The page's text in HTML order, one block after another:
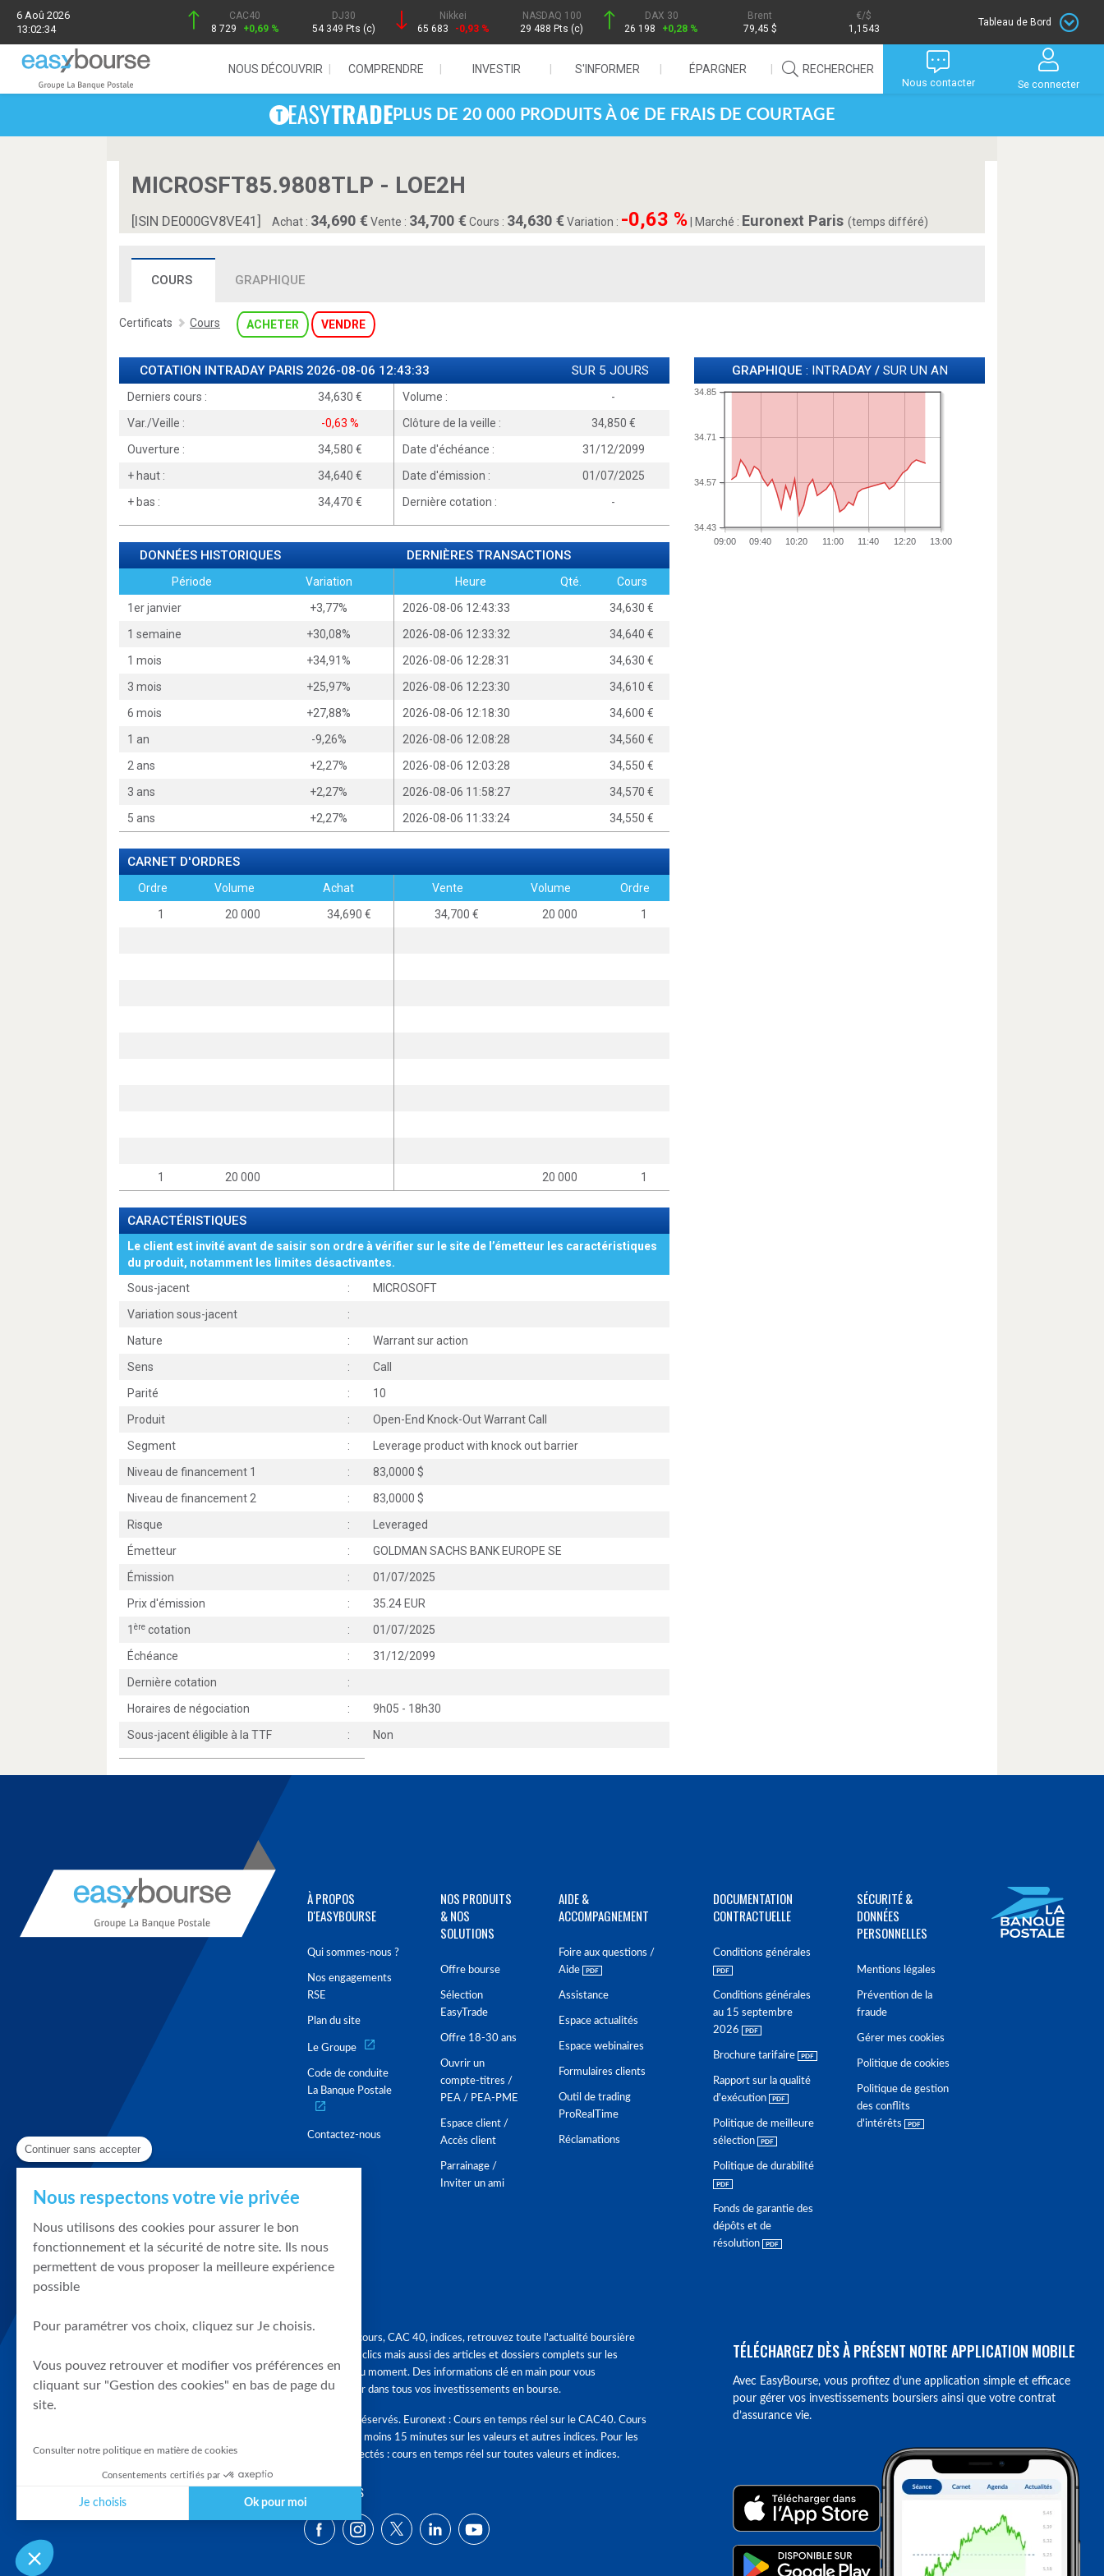
6 Aoû 2026
13:02:34
CAC40
8 729
+0,69 %
DJ30
54 349 Pts (c)
Nikkei
65 683
-0,93 %
NASDAQ 100
29 488 Pts (c)
DAX 30
26 198
+0,28 %
Brent
79,45 $
/$
1,1543
Tableau de Bord
NOUS DÉCOUVRIR COMPRENDRE INVESTIR S'INFORMER ÉPARGNER RECHERCHER
Nous contacter Se connecter
PLUS DE 20 000 PRODUITS À 0€ DE FRAIS DE COURTAGE
MICROSFT85.9808TLP - LOE2H
[ISIN DE000GV8VE41] Achat : 34,690Vente : 34,700Cours : 34,630Variation : -0,63 % Marché : Euronext Paris (temps différé)
COURS GRAPHIQUE
Certificats Cours ACHETER VENDRE
COTATION INTRADAY PARIS 2026-08-06 12:43:33 SUR 5 JOURS
Derniers cours :
34,630
Var./Veille :
-0,63 %
Ouverture :
34,580
+ haut :
34,640
+ bas :
34,470
Volume :
-
Clôture de la veille :
34,850
Date d'échéance :
31/12/2099
Date d'émission :
01/07/2025
Dernière cotation :
-
DONNÉES HISTORIQUES DERNIÈRES TRANSACTIONS
Période
Variation
1er janvier
+3,77%
1 semaine
+30,08%
1 mois
+34,91%
3 mois
+25,97%
6 mois
+27,88%
1 an
-9,26%
2 ans
+2,27%
3 ans
+2,27%
5 ans
+2,27%
Heure Qté.
Cours
2026-08-06 12:43:33
34,630
2026-08-06 12:33:32
34,640
2026-08-06 12:28:31
34,630
2026-08-06 12:23:30
34,610
2026-08-06 12:18:30
34,600
2026-08-06 12:08:28
34,560
2026-08-06 12:03:28
34,550
2026-08-06 11:58:27
34,570
2026-08-06 11:33:24
34,550
CARNET D'ORDRES
Ordre Volume
Achat
1
20 000 34,690
1 20 000
Vente Volume
Ordre
34,700
20 000 1
20 000 1
CARACTÉRISTIQUES
Le client est invité avant de saisir son ordre à vérifier sur le site de l’émetteur les caractéristiques
du produit, notamment les limites désactivantes.
Sous-jacent
:
MICROSOFT
Variation sous-jacent
:
Nature
:
Warrant sur action
Sens
:
Call
Parité
:
10
Produit
:
Open-End Knock-Out Warrant Call
Segment
:
Leverage product with knock out barrier
Niveau de financement 1
:
83,0000 $
Niveau de financement 2
:
83,0000 $
Risque
:
Leveraged
Émetteur
:
GOLDMAN SACHS BANK EUROPE SE
Émission
:
01/07/2025
Prix d'émission
:
35.24 EUR
1 ère cotation :
01/07/2025
Échéance
:
31/12/2099
Dernière cotation
:
Horaires de négociation
:
9h05 - 18h30
Sous-jacent éligible à la TTF
: Non
GRAPHIQUE : INTRADAY/ SUR UN AN
09:00 09:40 10:20 11:00 11:40 12:20 13:00
34.43
34.57
34.71
34.85
À PROPOS
D'EASYBOURSE
Qui sommes-nous ?
Nos engagements
RSE
Plan du site
Le Groupe
Code de conduite
La Banque Postale
Contactez-nous
NOS PRODUITS
& NOS
SOLUTIONS
Offre bourse
Sélection
EasyTrade
Offre 18-30 ans
Ouvrir un
compte-titres /
PEA / PEA-PME
Espace client /
Accès client
Parrainage /
Inviter un ami
AIDE &
ACCOMPAGNEMENT
Foire aux questions /
Aide
Assistance
Espace actualités
Espace webinaires
Formulaires clients
Outil de trading
ProRealTime
Réclamations
DOCUMENTATION
CONTRACTUELLE
Conditions générales
Conditions générales
au 15 septembre
2026
Brochure tarifaire
Rapport sur la qualité
d'exécution
Politique de meilleure
sélection
Politique de durabilité
Fonds de garantie des
dépôts et de
résolution
SÉCURITÉ &
DONNÉES
PERSONNELLES
Mentions légales
Prévention de la
fraude
Gérer mes cookies
Politique de cookies
Politique de gestion
des conflits
d'intérêts
Graphique, cours, CAC 40, indices, retrouvez toute l'actualité boursière
en quelques clics mais aussi des articles et dossiers complets sur les
tendances du moment. Des informations clé en main pour vous
accompagner dans tous vos investissements en bourse.
Tous droits réservés. Euronext : Cours en temps réel sur le CAC40. Cours
différés d'au moins 15 minutes sur les valeurs et autres indices. Pour les
clients connectés : cours en temps réel sur toutes valeurs et indices.
SUIVEZ-NOUS
TÉLÉCHARGEZ DÈS À PRÉSENT NOTRE APPLICATION MOBILE
Avec EasyBourse, vous profitez d’une application simple et efficace
pour gérer vos investissements boursiers ainsi que votre contrat
d’assurance vie.
Continuer sans accepter
Nous respectons votre vie privée
Nous utilisons des cookies pour assurer le bon
fonctionnement et la sécurité de notre site. Ils nous
permettent de vous proposer la meilleure expérience
possible
Pour paramétrer vos choix, cliquez sur Je choisis.
Vous pouvez retrouver et modifier vos préférences en
cliquant sur "Gestion des cookies" en bas de page du
site.
Consulter notre politique en matière de cookies
Consentements certifiés par
Je choisis Ok pour moi
Plateforme de Gestion du Consentement : Personnalisez vos Options
Notre plateforme vous permet d'adapter et de gérer vos paramètres de confidentialité, en garantissant la conformité avec les réglementations. Personnalisez vos préférences pour contrôler la manière dont